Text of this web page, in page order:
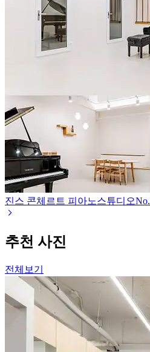
진스 콘체르트 피아노스튜디오No.
추천 사진
전체보기